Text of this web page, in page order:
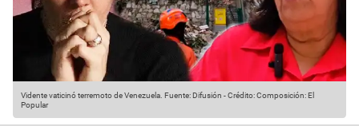
Vidente vaticinó terremoto de Venezuela. Fuente: Difusión -Crédito: Composición: El
Popular